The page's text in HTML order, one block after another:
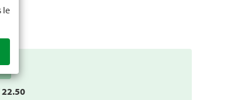
22.50
le